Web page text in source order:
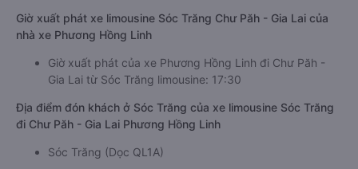
Giờ xuất phát xe limousine Sóc Trăng Chư Păh - Gia Lai của
nhà xe Phương Hồng Linh
Giờ xuất phát của xe Phương Hồng Linh đi Chư Păh -
Gia Lai từ Sóc Trăng limousine: 17:30
Địa điểm đón khách ở Sóc Trăng của xe limousine Sóc Trăng
đi Chư Păh - Gia Lai Phương Hồng Linh
Sóc Trăng (Dọc QL1A)